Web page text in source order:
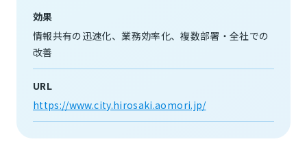
効果
情報共有の迅速化
業務効率化
複数部署・全社での
改善
URL
https://www.city.hirosaki.aomori.jp/